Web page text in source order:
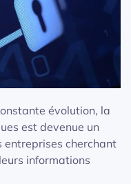
évolution, la
est devenue un
cherchant
informations